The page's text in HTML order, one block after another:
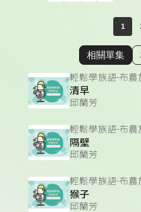
1
相關單集
輕鬆學族語-布農
清早
邱蘭芳
輕鬆學族語-布農
隔壁
邱蘭芳
輕鬆學族語-布農
猴子
邱蘭芳